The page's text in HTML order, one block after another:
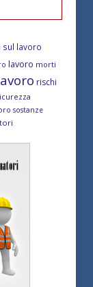
sul lavoro
lavoro morti
rischi
sostanze